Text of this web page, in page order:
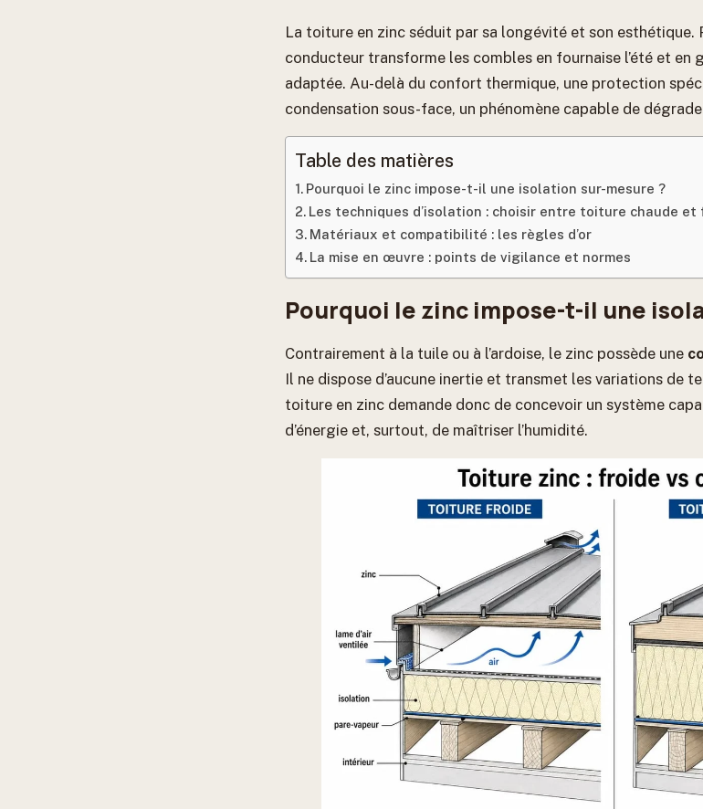
La toiture en zinc séduit par sa longévité et son
conducteur transforme les combles en fournaise l’été et en
adaptée. Au-delà du confort thermique, une protection
condensation sous-face, un phénomène capable de
Table des matières
Pourquoi le zinc impose-t-il une isolation sur-mesure ?
Les techniques d’isolation : choisir entre toiture chaude et
Matériaux et compatibilité : les règles d’or
La mise en œuvre : points de vigilance et normes
Pourquoi le zinc impose-t-il une
Contrairement à la tuile ou à l’ardoise, le zinc possède une
Il ne dispose d’aucune inertie et transmet les variations de
toiture en zinc demande donc de concevoir un système
d’énergie et, surtout, de maîtriser l’humidité.